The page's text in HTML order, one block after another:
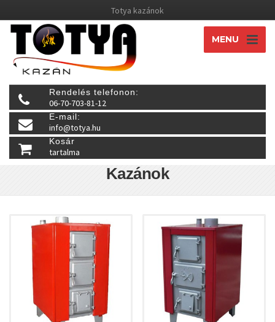
Totya kazánok
MENU
Rendelés telefonon:
06-70-703-81-12
E-mail:
info@totya.hu
Kosár
tartalma
Kazánok